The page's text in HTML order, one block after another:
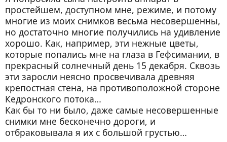
простейшем, доступном мне, режиме, и потому
многие из моих снимков весьма несовершенны,
но достаточно многие получились на удивление
хорошо. Как, например, эти нежные цветы,
которые попались мне на глаза в Гефсимании, в
прекрасный солнечный день 15 декабря. Сквозь
эти заросли неясно просвечивала древняя
крепостная стена, на противоположной стороне
Кедронского потока…
Как бы то ни было, даже самые несовершенные
снимки мне бесконечно дороги, и
отбраковывала я их с большой грустью…